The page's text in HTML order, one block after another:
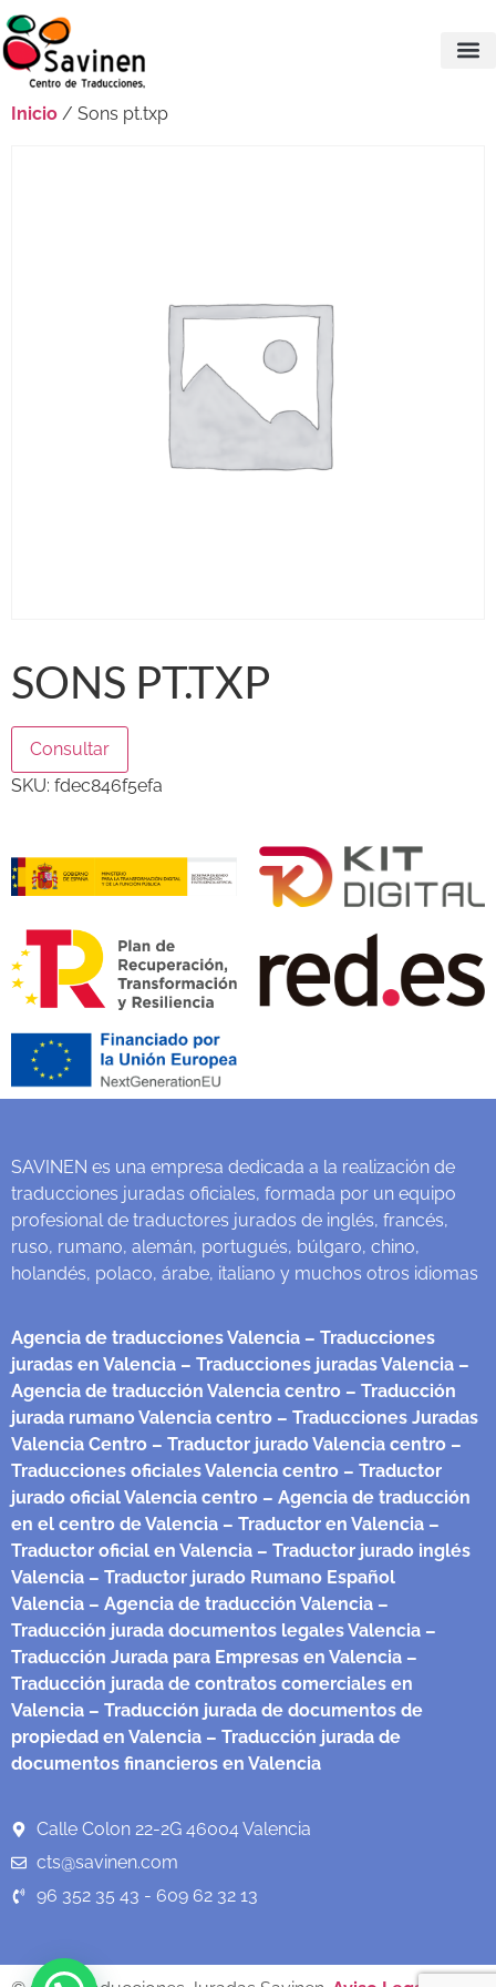
Inicio / Sons pt.txp
SONS PT.TXP
Consultar
SKU: fdec846f5efa
SAVINEN es una empresa dedicada a la realización de
traducciones juradas oficiales, formada por un equipo
profesional de traductores jurados de inglés, francés,
ruso, rumano, alemán, portugués, búlgaro, chino,
holandés, polaco, árabe, italiano y muchos otros idiomas
Agencia de traducciones Valencia – Traducciones
juradas en Valencia – Traducciones juradas Valencia –
Agencia de traducción Valencia centro – Traducción
jurada rumano Valencia centro – Traducciones Juradas
Valencia Centro – Traductor jurado Valencia centro –
Traducciones oficiales Valencia centro – Traductor
jurado oficial Valencia centro – Agencia de traducción
en el centro de Valencia – Traductor en Valencia –
Traductor oficial en Valencia – Traductor jurado inglés
Valencia – Traductor jurado Rumano Español
Valencia – Agencia de traducción Valencia –
Traducción jurada documentos legales Valencia –
Traducción Jurada para Empresas en Valencia –
Traducción jurada de contratos comerciales en
Valencia – Traducción jurada de documentos de
propiedad en Valencia – Traducción jurada de
documentos financieros en Valencia
Calle Colon 22-2G 46004 Valencia
cts@savinen.com
96 352 35 43 - 609 62 32 13